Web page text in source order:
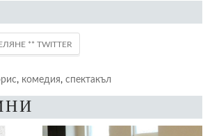
, комедия, спектакъл